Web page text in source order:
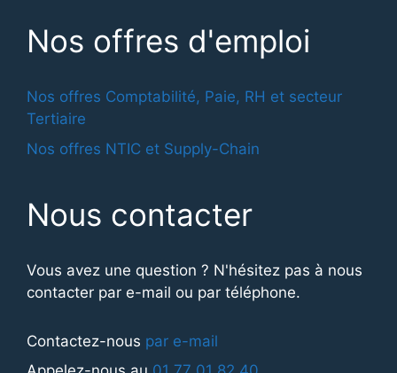
Nos offres d'emploi
Nos offres Comptabilité, Paie, RH et secteur
Tertiaire
Nos offres NTIC et Supply-Chain
Nous contacter
Vous avez une question ? N'hésitez pas à nous
contacter par e-mail ou par téléphone.
Contactez-nous par e-mail